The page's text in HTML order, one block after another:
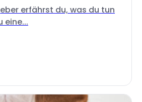
erfährst du, was du tun
eine...